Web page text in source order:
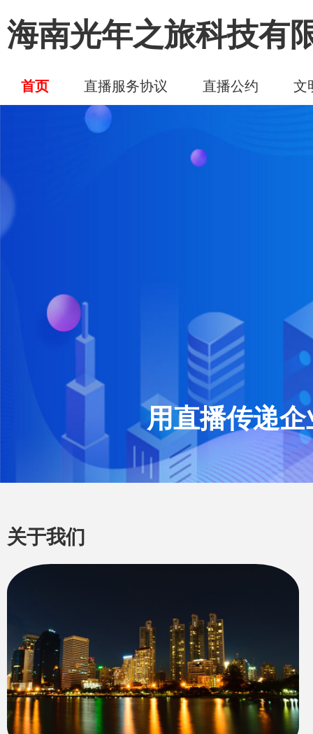
海南光年之旅科技有
首页 直播服务协议 直播公约 文
用直播传递
专业
关于我们